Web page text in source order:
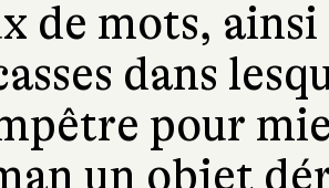
de mots,
dans
pour
un objet